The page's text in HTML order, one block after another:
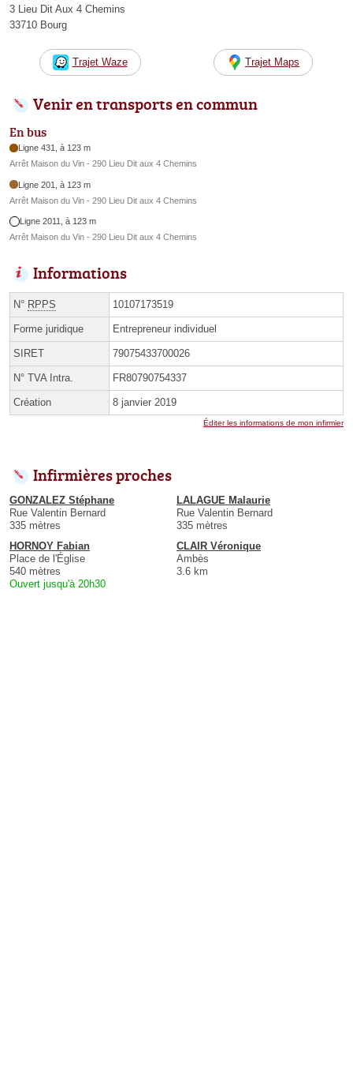
3 Lieu Dit Aux 4 Chemins
33710 Bourg
Trajet Waze Trajet Maps
Venir en transports en commun
En bus
Ligne 431, à 123 m
Arrêt Maison du Vin - 290 Lieu Dit aux 4 Chemins
Ligne 201, à 123 m
Arrêt Maison du Vin - 290 Lieu Dit aux 4 Chemins
Ligne 2011, à 123 m
Arrêt Maison du Vin - 290 Lieu Dit aux 4 Chemins
Informations
N° RPPS 10107173519
Forme juridique Entrepreneur individuel
SIRET 79075433700026
N° TVA Intra. FR80790754337
Création 8 janvier 2019
Éditer les informations de mon infirmier
Infirmières proches
GONZALEZ Stéphane
Rue Valentin Bernard
335 mètres
LALAGUE Malaurie
Rue Valentin Bernard
335 mètres
HORNOY Fabian
Place de l'Église
540 mètres
Ouvert jusqu'à 20h30
CLAIR Véronique
Ambès
3.6 km